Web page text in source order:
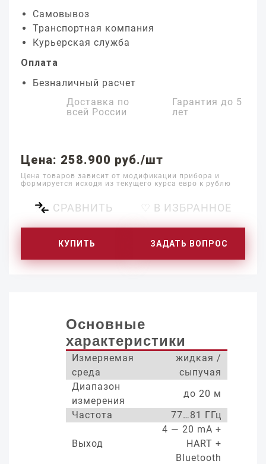
Самовывоз
Транспортная компания
Курьерская служба
Оплата
Безналичный расчет
Доставка по
всей России
Гарантия до 5
лет
Цена: 258.900 руб./шт
Цена товаров зависит от модификации прибора и
формируется исходя из текущего курса евро к рублю
СРАВНИТЬ ♡ В ИЗБРАННОЕ
КУПИТЬ ЗАДАТЬ ВОПРОС
Основные
характеристики
Измеряемая
среда
жидкая /
сыпучая
Диапазон
измерения
до 20 м
Частота
77…81 ГГц
Выход
4 — 20 mA +
HART +
Bluetooth